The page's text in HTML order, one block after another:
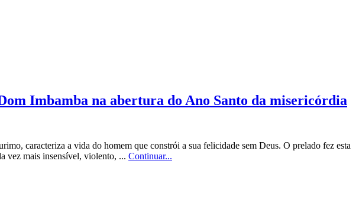
Imbamba na abertura do Ano Santo da misericórdia
caracteriza a vida do homem que constrói a sua felicidade sem Deus. O prelado fez esta
vez mais insensível, violento, ... Continuar...